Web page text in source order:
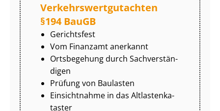
Ver­kehrs­wert­gut­ach­ten
§194 BauGB
Gerichtsfest
Vom Finanzamt anerkannt
Ortsbegehung durch Sach­ver­stän­
di­gen
Prüfung von Baulasten
Einsichtnahme in das Alt­las­ten­ka­
tas­ter